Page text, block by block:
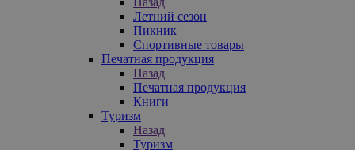
Летний сезон
Пикник
Спортивные товары
Печатная продукция
Назад
Печатная продукция
Книги
Туризм
Назад
Туризм